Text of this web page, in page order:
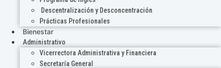
Descentralización y Desconcentración
Prácticas Profesionales
Bienestar
Administrativo
Vicerrectora Administrativa y Financiera
Secretaría General